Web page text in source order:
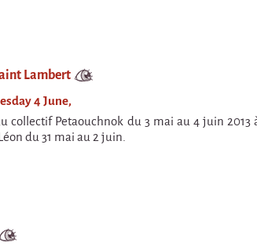
Lambert
4 June,
collectif Petaouchnok du 3 mai au 4 juin 2013
du 31 mai au 2 juin.